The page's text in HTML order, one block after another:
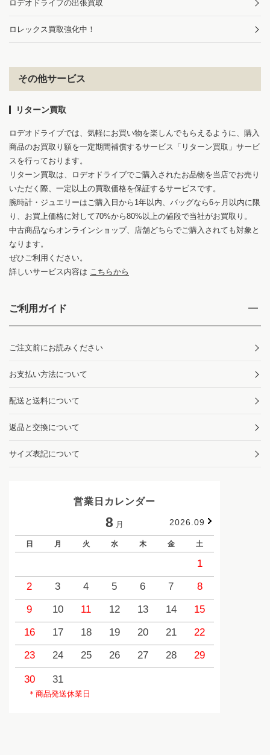
ロデオドライブの出張買取
ロレックス買取強化中！
その他サービス
リターン買取
ロデオドライブでは、気軽にお買い物を楽しんでもらえるように、購入
商品のお買取り額を一定期間補償するサービス「リターン買取」サービ
スを行っております。
リターン買取は、ロデオドライブでご購入されたお品物を当店でお売り
いただく際、一定以上の買取価格を保証するサービスです。
腕時計・ジュエリーはご購入日から1年以内、バッグなら6ヶ月以内に限
り、お買上価格に対して70%から80%以上の値段で当社がお買取り。
中古商品ならオンラインショップ、店舗どちらでご購入されても対象と
なります。
ぜひご利用ください。
詳しいサービス内容は こちらから
ご利用ガイド
ご注文前にお読みください
お支払い方法について
配送と送料について
返品と交換について
サイズ表記について
営業日カレンダー
8 月 2026.09
日 月 火 水 木 金 土
1
2
3 4 5 6 7
8
9
10 11 12 13 14
15
16
17 18 19 20 21
22
23
24 25 26 27 28 29
30 31
＊商品発送休業日